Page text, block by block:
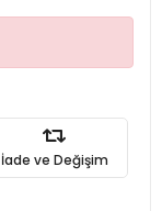
İade ve Değişim